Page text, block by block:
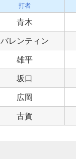
打者
青木
バレンティン
雄平
坂口
広岡
古賀